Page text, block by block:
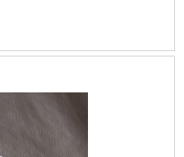
líder em
SOBRE
a